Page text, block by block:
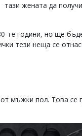
тази жената да
те години, но ще
тези неща се
мъжки пол. Това се